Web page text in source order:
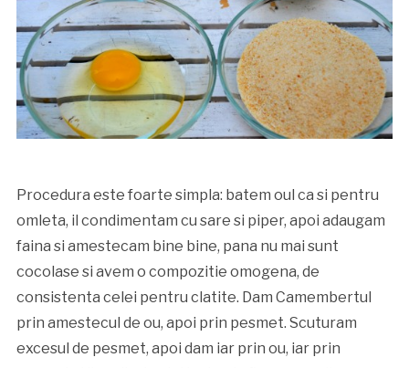
Procedura este foarte simpla: batem oul ca si pentru
omleta, il condimentam cu sare si piper, apoi adaugam
faina si amestecam bine bine, pana nu mai sunt
cocolase si avem o compozitie omogena, de
consistenta celei pentru clatite. Dam Camembertul
prin amestecul de ou, apoi prin pesmet. Scuturam
excesul de pesmet, apoi dam iar prin ou, iar prin